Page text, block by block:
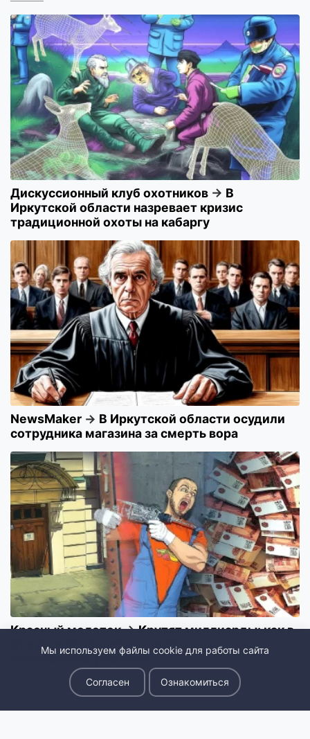
Дискуссионный клуб охотников → В
Иркутской области назревает кризис
традиционной охоты на кабаргу
NewsMaker → В Иркутской области осудили
сотрудника магазина за смерть вора
Красный молоток→Крутят миллиарды: как в
Иркутской области «зарабатывают» на
капитальном ремонте
Мы используем файлы cookie для работы сайта
Согласен Ознакомиться